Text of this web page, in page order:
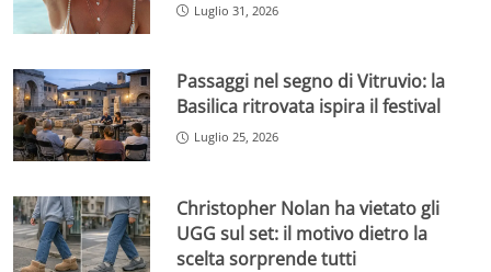
Luglio 31, 2026
Passaggi nel segno di Vitruvio: la
Basilica ritrovata ispira il festival
Luglio 25, 2026
Christopher Nolan ha vietato gli
UGG sul set: il motivo dietro la
scelta sorprende tutti